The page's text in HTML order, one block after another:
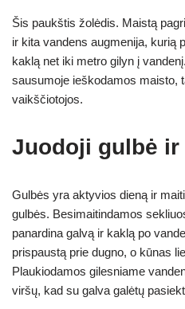
Šis paukštis žolėdis. Maistą
ir kita vandens augmenija, kurią
kaklą net iki metro gilyn į
sausumoje ieškodamos maisto,
vaikščiotojos.
Juodoji gulbė
Gulbės yra aktyvios dieną ir
gulbės. Besimaitindamos
panardina galvą ir kaklą po
prispaustą prie dugno, o kūnas
Plaukiodamos gilesniame
viršų, kad su galva galėtų